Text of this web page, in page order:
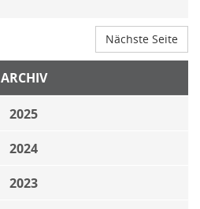
Nächste Seite
ARCHIV
2025
2024
2023